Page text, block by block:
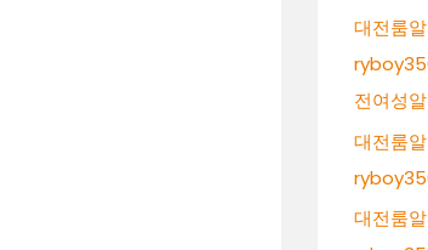
대전룸
전여성
대전룸
대전룸